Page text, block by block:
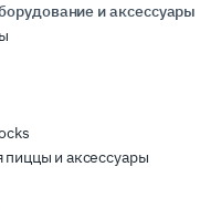
и аксессуары
и аксессуары